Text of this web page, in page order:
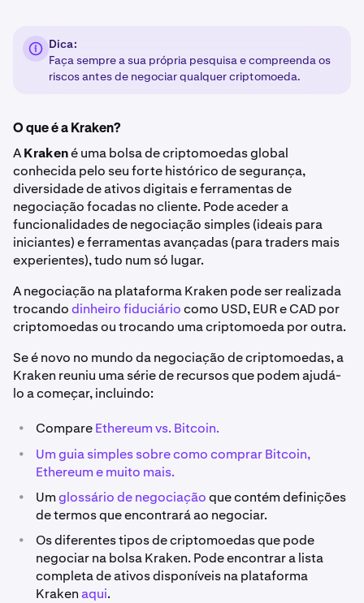
Dica:
Faça sempre a sua própria pesquisa e compreenda os
riscos antes de negociar qualquer criptomoeda.
O que é a Kraken?
AKrakené uma bolsa de criptomoedas global
conhecida pelo seu forte histórico de segurança,
diversidade de ativos digitais e ferramentas de
negociação focadas no cliente. Pode aceder a
funcionalidades de negociação simples (ideais para
iniciantes) e ferramentas avançadas (para traders mais
experientes), tudo num só lugar.
A negociação na plataforma Kraken pode ser realizada
trocandodinheiro fiduciáriocomo USD, EUR e CAD por
criptomoedas ou trocando uma criptomoeda por outra.
Se é novo no mundo da negociação de criptomoedas, a
Kraken reuniu uma série de recursos que podem ajudá-
lo a começar, incluindo:
• CompareEthereum vs. Bitcoin.
•
Um guia simples sobre como comprar Bitcoin,
Ethereum e muito mais.
• Umglossário de negociaçãoque contém definições
de termos que encontrará ao negociar.
•
Os diferentes tipos de criptomoedas que pode
negociar na bolsa Kraken. Pode encontrar a lista
completa de ativos disponíveis na plataforma
Krakenaqui.